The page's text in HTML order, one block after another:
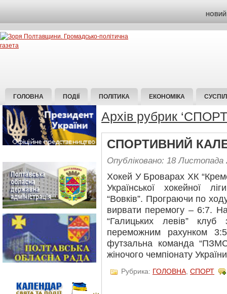
НОВИЙ
ГОЛОВНА ПОДІЇ ПОЛІТИКА ЕКОНОМІКА
Архів рубрик
СПОРТИВНИЙ
Опубліковано: 18 Листопада
Хокей У Броварах ХК
Української хокейної
“Вовків”. Програючи по
вирвати перемогу – 6:7.
“Галицьких левів”
переможним рахунком
футзальна команда
жіночого чемпіонату
Рубрика: ГОЛОВНА СПОРТ